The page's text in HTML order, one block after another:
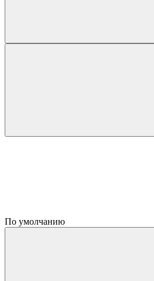
По умолчанию